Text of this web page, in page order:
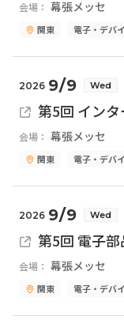
会場： 幕張メッセ
関東 電子・デバ
2026 9/9 Wed
第5回 イン
会場： 幕張メッセ
関東 電子・デバ
2026 9/9 Wed
第5回 電子
会場： 幕張メッセ
関東 電子・デバ